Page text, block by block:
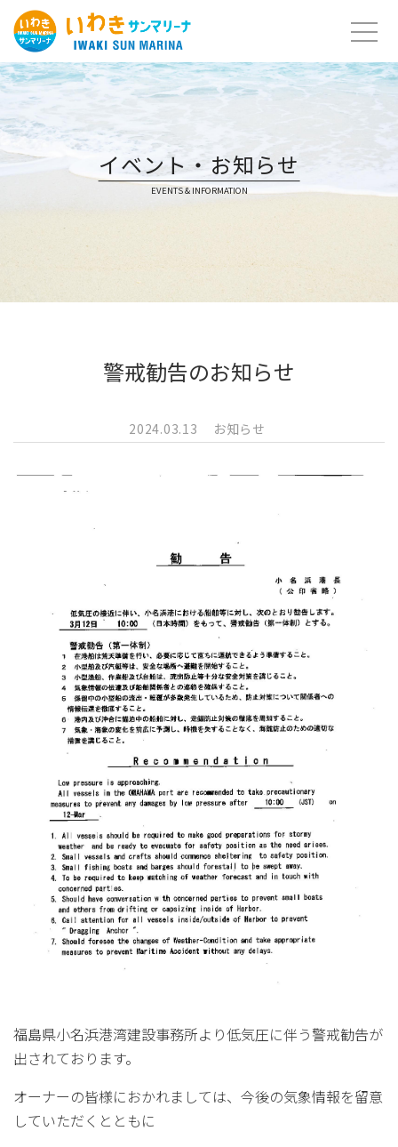
Skip
content
イベント・お知らせ
EVENTS & INFORMATION
警戒勧告のお知らせ
2024.03.13 お知らせ
福島県小名浜港湾建設事務所より低気圧に伴う警戒勧告が
出されております。
オーナーの皆様におかれましては、今後の気象情報を留意
していただくとともに